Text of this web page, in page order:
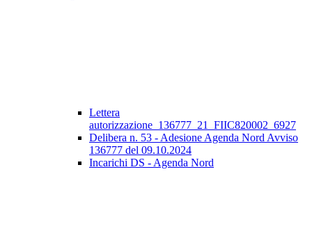
Lettera
autorizzazione_136777_21_FIIC820002_6927
Delibera n. 53 - Adesione Agenda Nord Avviso
136777 del 09.10.2024
Incarichi DS - Agenda Nord